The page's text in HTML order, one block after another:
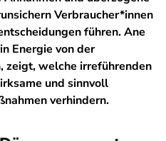
Verbraucher*innen
führen. Ane
Energie von der
zeigt, welche irreführenden
und sinnvoll
verhindern.